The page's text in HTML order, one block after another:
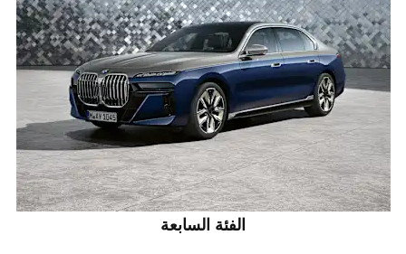
الفئة السابعة